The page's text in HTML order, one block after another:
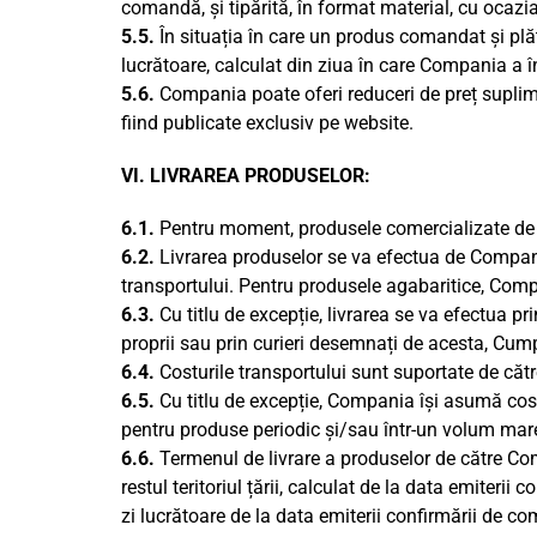
comandă, și tipărită, în format material, cu
5.5. În situația în care un produs comandat și
lucrătoare, calculat din ziua în care Compania a
5.6. Compania poate oferi reduceri de preț
fiind publicate exclusiv pe website.
VI. LIVRAREA PRODUSELOR:
6.1. Pentru moment, produsele comercializate
6.2. Livrarea produselor se va efectua de
transportului. Pentru produsele agabaritice,
6.3. Cu titlu de excepție, livrarea se va efectua
proprii sau prin curieri desemnați de acesta,
6.4. Costurile transportului sunt suportate de
6.5. Cu titlu de excepție, Compania își asumă
pentru produse periodic și/sau într-un volum
6.6. Termenul de livrare a produselor de către
restul teritoriul țării, calculat de la data emiterii
zi lucrătoare de la data emiterii confirmării de